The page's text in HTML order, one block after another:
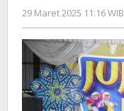
29 Maret 2025 11:16 WIB